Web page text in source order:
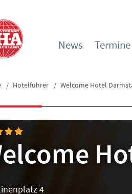
News Termine
Hotelführer Welcome Hotel
4